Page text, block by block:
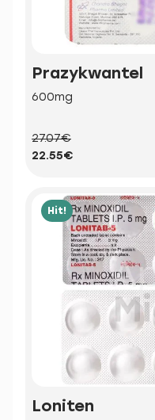
Prazykwantel
600mg
27.07€
22.55€
Hit!
Loniten